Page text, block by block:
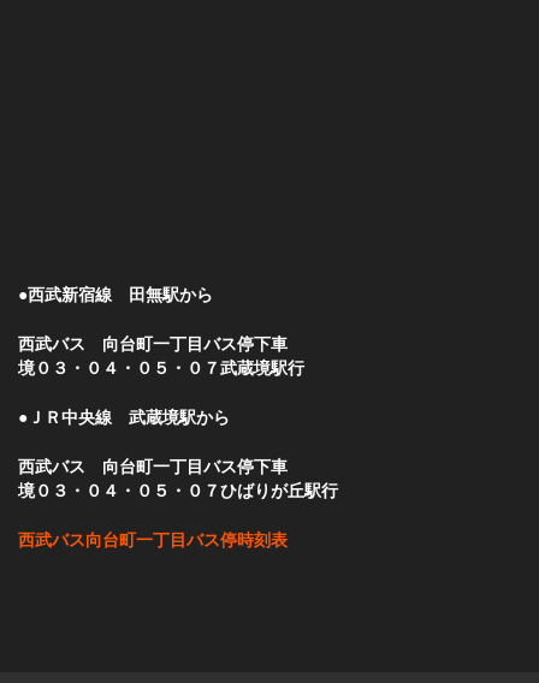
●西武新宿線 田無駅から
西武バス 向台町一丁目バス停下車
境０３・０４・０５・０７武蔵境駅行
●ＪＲ中央線 武蔵境駅から
西武バス 向台町一丁目バス停下車
境０３・０４・０５・０７ひばりが丘駅行
西武バス向台町一丁目バス停時刻表